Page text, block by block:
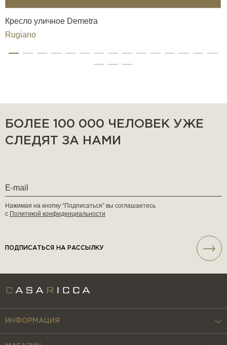
Кресло уличное Demetra
Rugiano
БОЛЕЕ 100 000 ЧЕЛОВЕК УЖЕ
СЛЕДЯТ ЗА НАМИ
Нажимая на кнопку “Подписаться” вы соглашаетесь
с Политикой конфиденциальности
ПОДПИСАТЬСЯ НА РАССЫЛКУ
ИНФОРМАЦИЯ